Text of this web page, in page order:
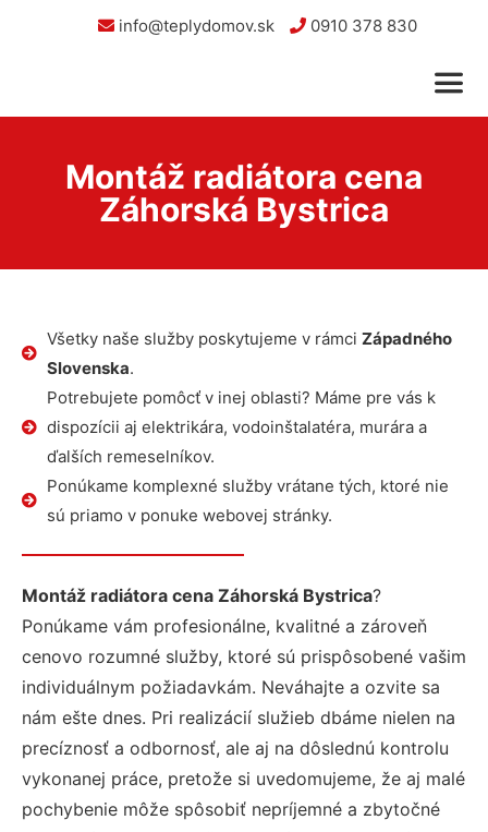
info@teplydomov.sk 0910 378 830
Montáž radiátora cena
Záhorská Bystrica
Všetky naše služby poskytujeme v rámci Západného
Slovenska.
Potrebujete pomôcť v inej oblasti? Máme pre vás k
dispozícii aj elektrikára, vodoinštalatéra, murára a
ďalších remeselníkov.
Ponúkame komplexné služby vrátane tých, ktoré nie
sú priamo v ponuke webovej stránky.
Montáž radiátora cena Záhorská Bystrica?
Ponúkame vám profesionálne, kvalitné a zároveň
cenovo rozumné služby, ktoré sú prispôsobené vašim
individuálnym požiadavkám. Neváhajte a ozvite sa
nám ešte dnes. Pri realizácií služieb dbáme nielen na
precíznosť a odbornosť, ale aj na dôslednú kontrolu
vykonanej práce, pretože si uvedomujeme, že aj malé
pochybenie môže spôsobiť nepríjemné a zbytočné